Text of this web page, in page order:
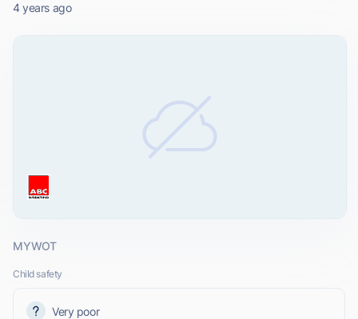
4 years ago
MYWOT
Child safety
Very poor